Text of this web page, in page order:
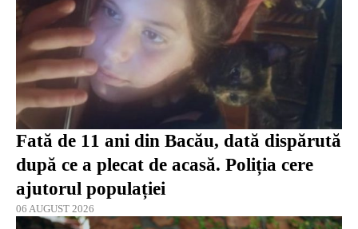
Fată de 11 ani din Bacău, dată dispărută
după ce a plecat de acasă. Poliția cere
ajutorul populației
06 AUGUST 2026